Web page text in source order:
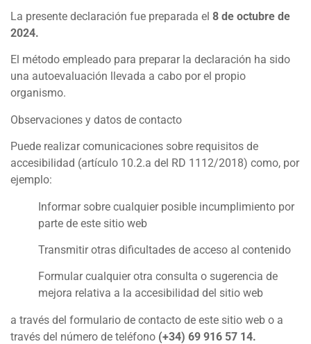
La presente declaración fue preparada el 8 de octubre de
2024.
El método empleado para preparar la declaración ha sido
una autoevaluación llevada a cabo por el propio
organismo.
Observaciones y datos de contacto
Puede realizar comunicaciones sobre requisitos de
accesibilidad (artículo 10.2.a del RD 1112/2018) como, por
ejemplo:
Informar sobre cualquier posible incumplimiento por
parte de este sitio web
Transmitir otras dificultades de acceso al contenido
Formular cualquier otra consulta o sugerencia de
mejora relativa a la accesibilidad del sitio web
a través del formulario de contacto de este sitio web o a
través del número de teléfono (+34) 69 916 57 14.